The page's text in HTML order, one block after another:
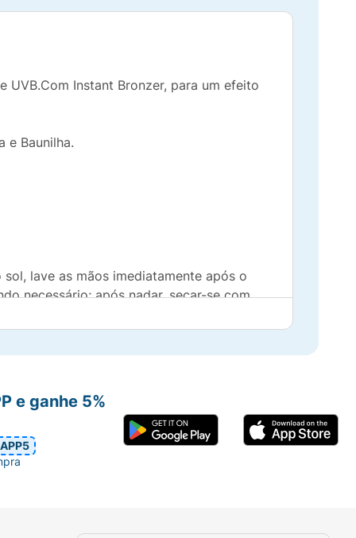
Instant Bronzer, para um efeito
e Baunilha.
lave as mãos imediatamente após o
necessário; após nadar, secar-se com
da pele. Para crianças menores de 6
e ganhe 5%
APP5